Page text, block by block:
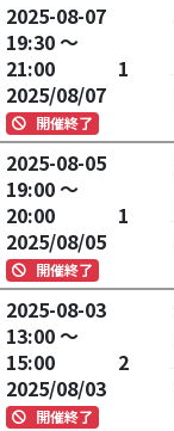
2025-08-07
19:30 ～
21:00
2025/08/07
開催終了
1
2025-08-05
19:00 ～
20:00
2025/08/05
開催終了
1
2025-08-03
13:00 ～
15:00
2025/08/03
開催終了
2